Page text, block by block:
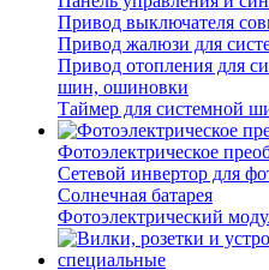
Привод выключателя
Привод жалюзи для
Привод отопления для
шин, ошиновки
Таймер для системной
Фотоэлектрическое
Сетевой инвертор для
Солнечная батарея
Фотоэлектрический